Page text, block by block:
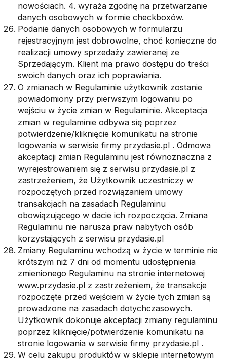
nowościach. 4. wyraża zgodnę na przetwarzanie
danych osobowych w formie checkboxów.
Podanie danych osobowych w formularzu
rejestracyjnym jest dobrowolne, choć konieczne do
realizacji umowy sprzedaży zawieranej ze
Sprzedającym. Klient ma prawo dostępu do treści
swoich danych oraz ich poprawiania.
O zmianach w Regulaminie użytkownik zostanie
powiadomiony przy pierwszym logowaniu po
wejściu w życie zmian w Regulaminie. Akceptacja
zmian w regulaminie odbywa się poprzez
potwierdzenie/kliknięcie komunikatu na stronie
logowania w serwisie firmy przydasie.pl . Odmowa
akceptacji zmian Regulaminu jest równoznaczna z
wyrejestrowaniem się z serwisu przydasie.pl z
zastrzeżeniem, że Użytkownik uczestniczy w
rozpoczętych przed rozwiązaniem umowy
transakcjach na zasadach Regulaminu
obowiązującego w dacie ich rozpoczęcia. Zmiana
Regulaminu nie narusza praw nabytych osób
korzystających z serwisu przydasie.pl
Zmiany Regulaminu wchodzą w życie w terminie nie
krótszym niż 7 dni od momentu udostępnienia
zmienionego Regulaminu na stronie internetowej
www.przydasie.pl z zastrzeżeniem, że transakcje
rozpoczęte przed wejściem w życie tych zmian są
prowadzone na zasadach dotychczasowych.
Użytkownik dokonuje akceptacji zmiany regulaminu
poprzez kliknięcie/potwierdzenie komunikatu na
stronie logowania w serwisie firmy przydasie.pl .
W celu zakupu produktów w sklepie internetowym